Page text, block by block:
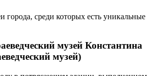
города, среди которых есть уникальные
музей Константина
музей)